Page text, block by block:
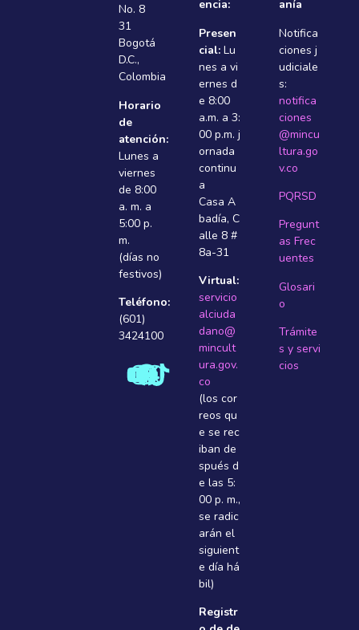
No. 8
31
Bogotá
D.C.,
Colombia
Horario
de
atención:
Lunes a
viernes
de 8:00
a. m. a
5:00 p.
m.
(días no
festivos)
Teléfono:
(601)
3424100
encia:
Presen
cial: Lu
nes a vi
ernes d
e 8:00
a.m. a 3:
00 p.m. j
ornada
continu
a
Casa A
badí­a, C
alle 8 #
8a-31
Virtual:
servicio
alciuda
dano@
mincult
ura.gov.
co
(los cor
reos qu
e se rec
iban de
spués d
e las 5:
00 p. m.,
se radic
arán el
siguient
e dí­a há
bil)
Registr
anía
Notifica
ciones j
udiciale
s:
notifica
ciones
@mincu
ltura.go
v.co
PQRSD
Pregunt
as Frec
uentes
Glosari
o
Trámite
s y servi
cios